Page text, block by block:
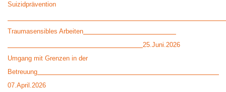
Suizidprävention
Traumasensibles Arbeiten
25.Juni.2026
Umgang mit Grenzen in der
Betreuung
07.April.2026